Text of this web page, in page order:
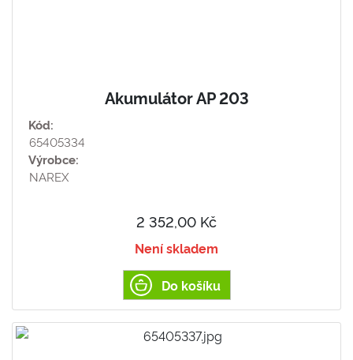
Akumulátor AP 203
Kód:
65405334
Výrobce:
NAREX
2 352,00 Kč
Není skladem
Do košíku